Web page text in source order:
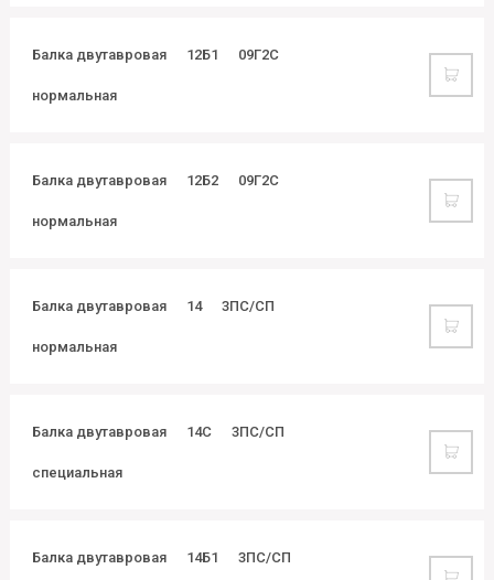
Балка двутавровая 12Б1 09Г2С
нормальная
Балка двутавровая 12Б2 09Г2С
нормальная
Балка двутавровая 14 3ПС/СП
нормальная
Балка двутавровая 14С 3ПС/СП
специальная
Балка двутавровая 14Б1 3ПС/СП